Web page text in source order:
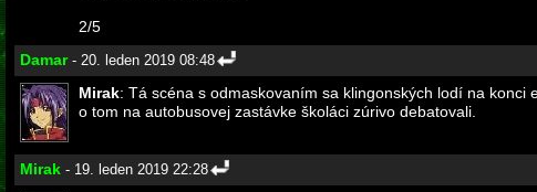
2/5
Damar- 20. leden 2019 08:48
Mirak: Tá scéna s odmaskovaním sa klingonských lodí na
o tom na autobusovej zastávke školáci zúrivo debatovali.
Mirak - 19. leden 2019 22:28